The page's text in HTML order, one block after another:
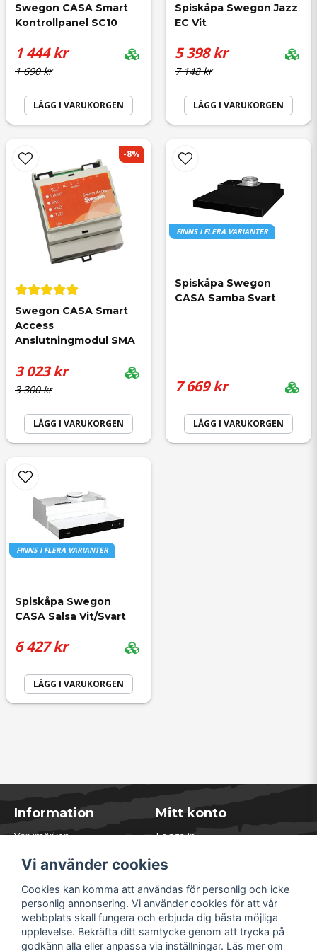
Ja, ni får publicera min fråga
Skicka fråga
Swegon CASA Smart
Kontrollpanel SC10
1 690 kr
1 444 kr
LÄGG I VARUKORGEN
Spiskåpa Swegon Jazz
EC Vit
7 148 kr
5 398 kr
LÄGG I VARUKORGEN
Swegon CASA Smart
Access
Anslutningmodul SMA
3 300 kr
3 023 kr
LÄGG I VARUKORGEN
-8%
FINNS I FLERA VARIANTER
Spiskåpa Swegon
CASA Samba Svart
7 669 kr
LÄGG I VARUKORGEN
FINNS I FLERA VARIANTER
Spiskåpa Swegon
CASA Salsa Vit/Svart
6 427 kr
LÄGG I VARUKORGEN
Information
Varumärken
Kontakta oss
Öppettider Lager
Om Soliduct
Soliduct & Ventilation.se
Informationssidor
Mitt konto
Logga in
Glömt lösenord?
Vi använder cookies
Cookies kan komma att användas för personlig och icke
personlig annonsering. Vi använder cookies för att vår
webbplats skall fungera och erbjuda dig bästa möjliga
upplevelse. Bekräfta ditt samtycke genom att trycka på
godkänn alla eller anpassa via inställningar. Läs mer om